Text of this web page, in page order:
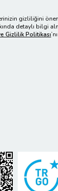
gizliliğini
detaylı bilgi
Gizlilik Politikası